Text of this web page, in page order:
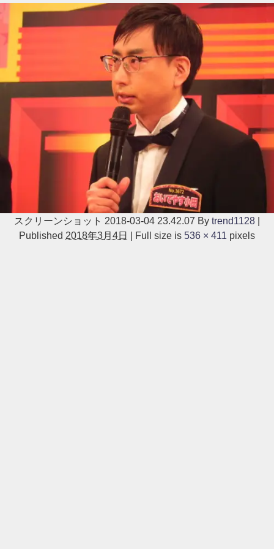
スクリーンショット 2018-03-04 23.42.07 By trend1128
Published 2018年3月4日 Full size is 536 × 411 pixels